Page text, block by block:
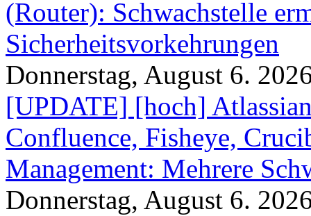
(Router): Schwachstelle
Sicherheitsvorkehrungen
Donnerstag, August 6.
[UPDATE] [hoch]
Confluence, Fisheye,
Management: Mehrere
Donnerstag, August 6.